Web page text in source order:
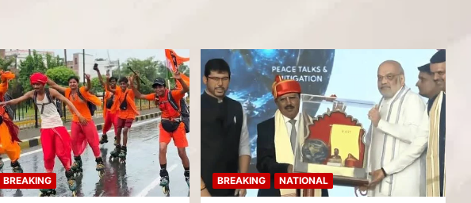
BREAKING BREAKING NATIONAL